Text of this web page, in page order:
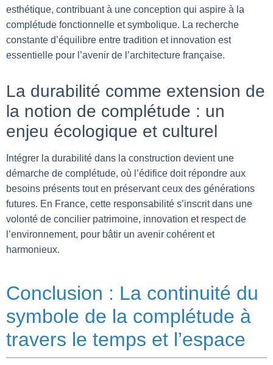
esthétique, contribuant à une conception qui aspire à la
complétude fonctionnelle et symbolique. La recherche
constante d’équilibre entre tradition et innovation est
essentielle pour l’avenir de l’architecture française.
La durabilité comme extension de
la notion de complétude : un
enjeu écologique et culturel
Intégrer la durabilité dans la construction devient une
démarche de complétude, où l’édifice doit répondre aux
besoins présents tout en préservant ceux des générations
futures. En France, cette responsabilité s’inscrit dans une
volonté de concilier patrimoine, innovation et respect de
l’environnement, pour bâtir un avenir cohérent et
harmonieux.
Conclusion : La continuité du
symbole de la complétude à
travers le temps et l’espace